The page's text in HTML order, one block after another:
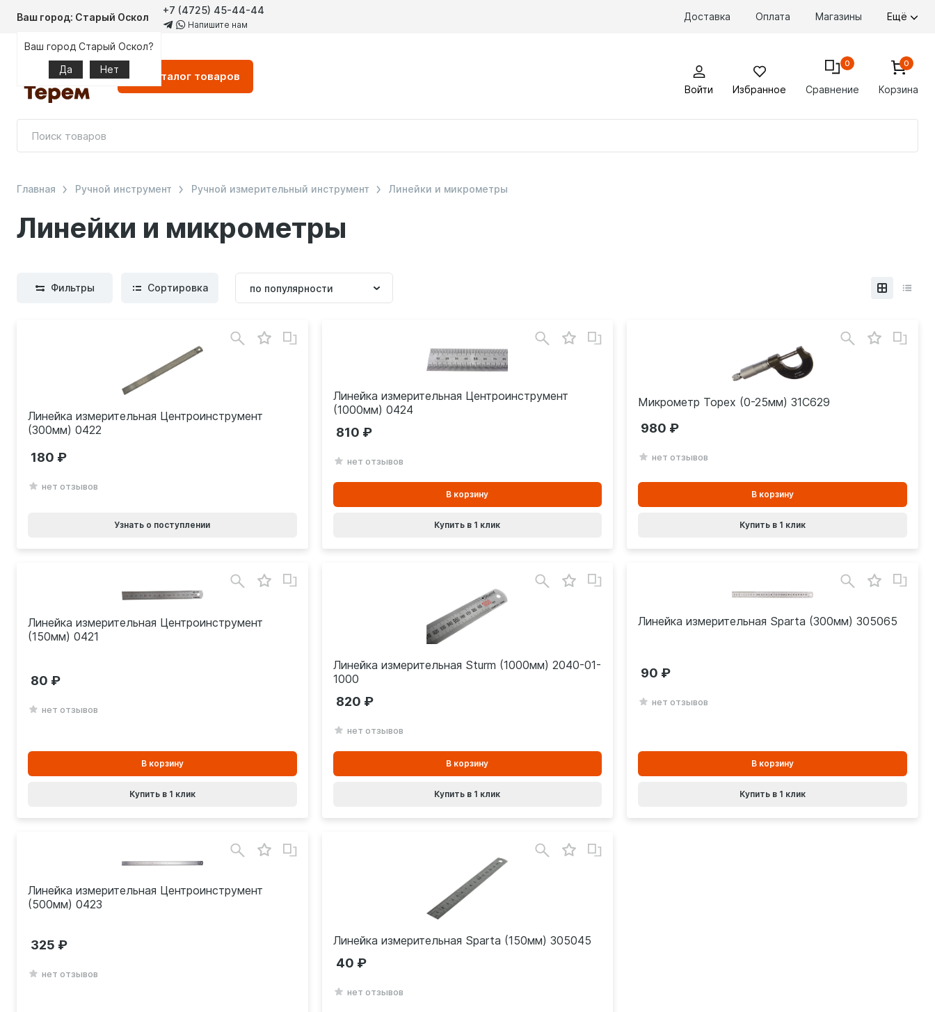
Ваш город: Старый Оскол
Ваш город Старый Оскол?
Да
Нет
+7 (4725) 45-44-44
Напишите нам
Доставка Оплата Магазины Ещё
Каталог товаров
Войти Избранное Сравнение
0
Корзина
0
Линейки и микрометры
Главная Ручной инструмент Ручной измерительный инструмент Линейки и микрометры
Фильтры Сортировка
Линейка измерительная Центроинструмент
(300мм) 0422
нет отзывов
180
Узнать о поступлении
Линейка измерительная Центроинструмент
(1000мм) 0424
нет отзывов
810
В корзину
В
Купить в 1 клик
Микрометр Topex (0-25мм) 31C629
нет отзывов
980
В корзину
В
Купить в 1 клик
Линейка измерительная Центроинструмент
(150мм) 0421
нет отзывов
80
В корзину
Купить в 1 клик
Линейка измерительная Sturm (1000мм) 2040-01-
1000
нет отзывов
820
В корзину
Купить в 1 клик
Линейка измерительная Sparta (300мм) 305065
нет отзывов
90
В корзину
Купить в 1 клик
Линейка измерительная Центроинструмент
(500мм) 0423
нет отзывов
325 Линейка измерительная Sparta (150мм) 305045
нет отзывов
40